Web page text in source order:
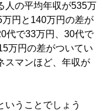
人の平均年収が535万
円と140万円の差が
代で33万円、30代で
万円の差がついてい
スマンほど、年収が
うことでしょう